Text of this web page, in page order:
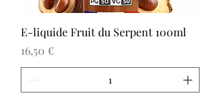
E-liquide Fruit du Serpent 100ml
Prix
16,50 €